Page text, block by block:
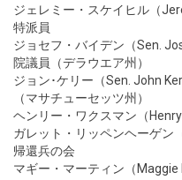
ジェレミー・スケイヒル（
特派員
ジョセフ・バイデン（Sen.
院議員（デラウエア州）
ジョン･ケリー（Sen. John
（マサチューセッツ州）
ヘンリー・ワクスマン（
ガレット・リッペンヘーゲン
帰還兵の会
マギー・マーティン（